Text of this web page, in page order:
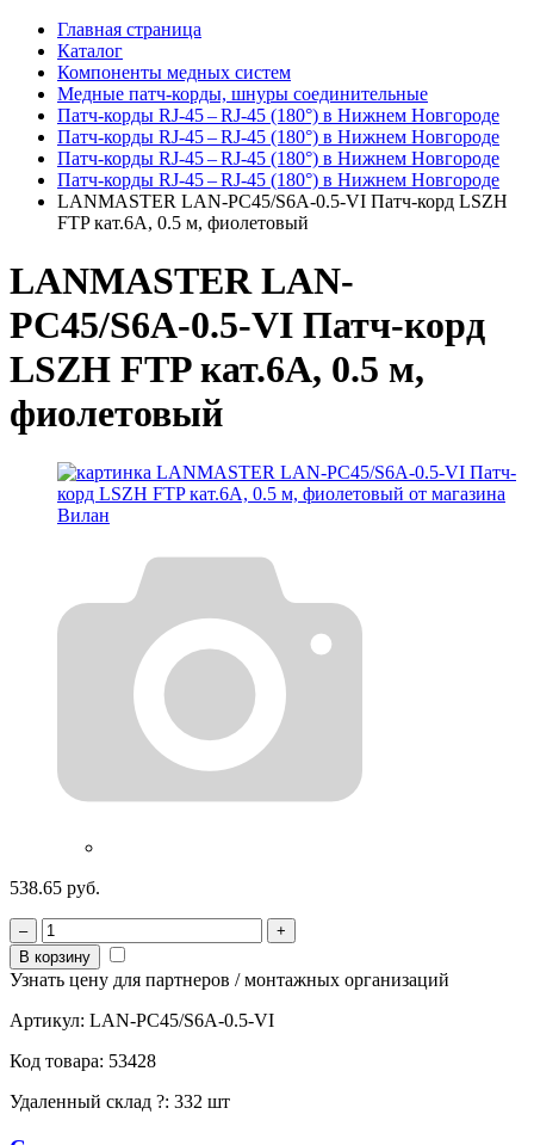
Главная страница
Каталог
Компоненты медных систем
Медные патч-корды, шнуры соединительные
Патч-корды RJ‑45 – RJ‑45 (180°) в Нижнем Новгороде
Патч-корды RJ‑45 – RJ‑45 (180°) в Нижнем Новгороде
Патч-корды RJ‑45 – RJ‑45 (180°) в Нижнем Новгороде
Патч-корды RJ‑45 – RJ‑45 (180°) в Нижнем Новгороде
LANMASTER LAN-PC45/S6A-0.5-VI Патч-корд LSZH
FTP кат.6A, 0.5 м, фиолетовый
LANMASTER LAN-
PC45/S6A-0.5-VI Патч-корд
LSZH FTP кат.6A, 0.5 м,
фиолетовый
538.65 руб.
–
+
В корзину
Узнать цену для партнеров / монтажных организаций
Артикул: LAN-PC45/S6A-0.5-VI
Код товара: 53428
Удаленный склад ?: 332 шт